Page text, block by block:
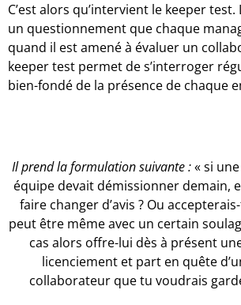
C’est alors qu’intervient le keeper
un questionnement que chaque
quand il est amené à évaluer un
keeper test permet de s’interroger
bien-fondé de la présence de chaque
Il prend la formulation suivante :« si
équipe devait démissionner demain,
faire changer d’avis ? Ou
peut être même avec un certain
cas alors offre-lui dès à présent
licenciement et part en quête
collaborateur que tu voudrais